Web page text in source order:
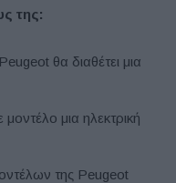
της:
θα διαθέτει μια
μια ηλεκτρική
της Peugeot